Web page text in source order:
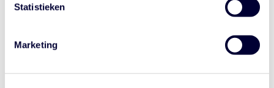
Statistieken
Marketing
volgende de duels Loon Lions-4Consult/Binnenland,
Jolly Jumpers-Keijser Capital Martini Sparks.